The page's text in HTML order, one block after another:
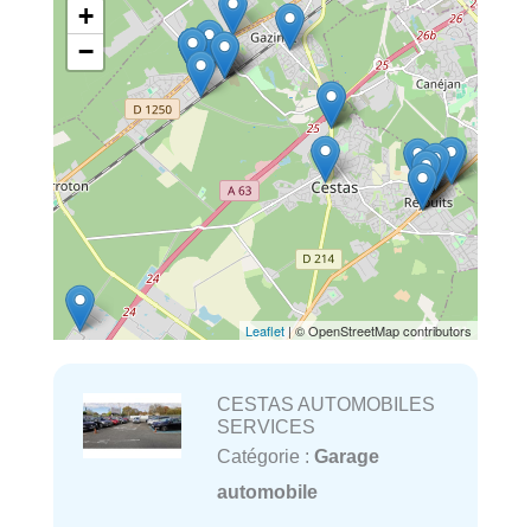
+
−
Leaflet | © OpenStreetMap contributors
CESTAS AUTOMOBILES
SERVICES
Catégorie : Garage
automobile